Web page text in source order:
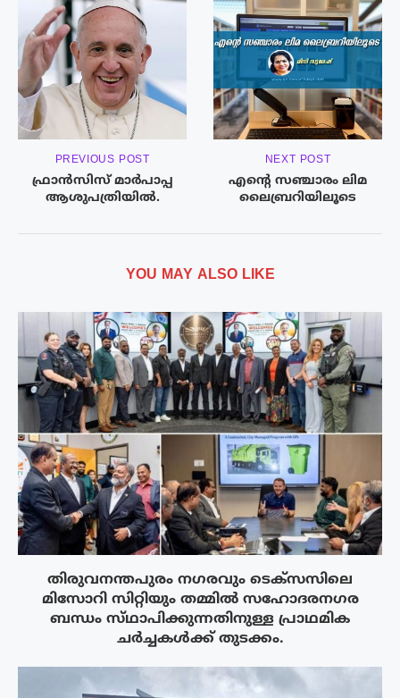
PREVIOUS POST
ഫ്രാൻസിസ് മാർപാപ്പ
ആശുപത്രിയിൽ.
NEXT POST
എന്റെ സഞ്ചാരം ലിമ
ലൈബ്രറിയിലൂടെ
YOU MAY ALSO LIKE
തിരുവനന്തപുരം നഗരവും ടെക്‌സസിലെ
മിസോറി സിറ്റിയും തമ്മിൽ സഹോദരനഗര
ബന്ധം സ്‌ഥാപിക്കുന്നതിനുള്ള പ്രാഥമിക
ചർച്ചകൾക്ക് തുടക്കം.